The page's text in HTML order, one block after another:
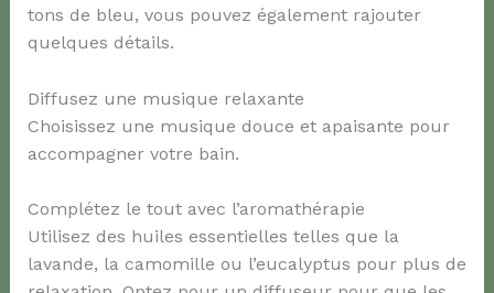
tons de bleu, vous pouvez également rajouter
quelques détails.
Diffusez une musique relaxante
Choisissez une musique douce et apaisante pour
accompagner votre bain.
Complétez le tout avec l’aromathérapie
Utilisez des huiles essentielles telles que la
lavande, la camomille ou l’eucalyptus pour plus de